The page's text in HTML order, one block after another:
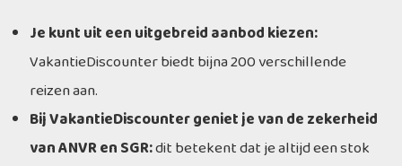
Je kunt uit een uitgebreid aanbod kiezen:
VakantieDiscounter biedt bijna 200 verschillende
reizen aan.
Bij VakantieDiscounter geniet je van de zekerheid
van ANVR en SGR:dit betekent dat je altijd een stok